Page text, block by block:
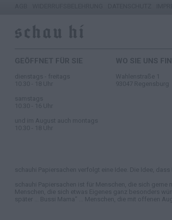
GEÖFFNET FÜR SIE
dienstags - freitags
10.30 - 18 Uhr
samstags
10.30 - 16 Uhr
und im August auch montags
10.30 - 18 Uhr
WO SIE UNS
Wahlenstraße 1
93047 Regensburg
schauhi Papiersachen verfolgt eine Idee. Die Idee,
schauhi Papiersachen ist für Menschen, die sich
Menschen, die sich etwas Eigenes ganz besonders
später ... Bussi Mama" ... Menschen, die mit offenen